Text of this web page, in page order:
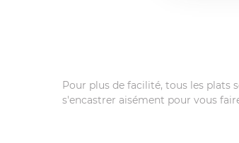
Pour plus de facilité, tous les plats
s'encastrer aisément pour vous